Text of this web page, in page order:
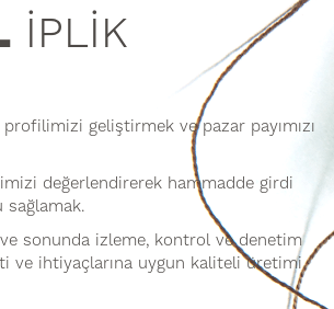
İPLİK
geliştirmek ve pazar payımızı
değerlendirerek hammadde girdi
sonunda izleme, kontrol ve denetim
ve ihtiyaçlarına uygun kaliteli üretimi